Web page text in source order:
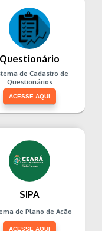
Questionário
de Cadastro de
Questionários
ACESSE AQUI
SIPA
de Plano de Ação
ACESSE AQUI